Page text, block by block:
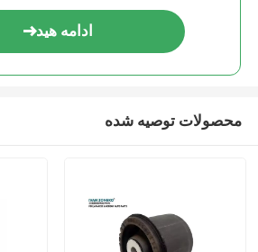
ادامه هید
محصولات توصیه شده